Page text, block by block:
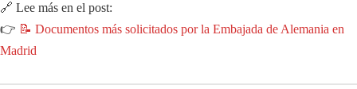
🔗 Lee más en el post:
👉 📝 Documentos más solicitados por la Embajada de Alemania en
Madrid